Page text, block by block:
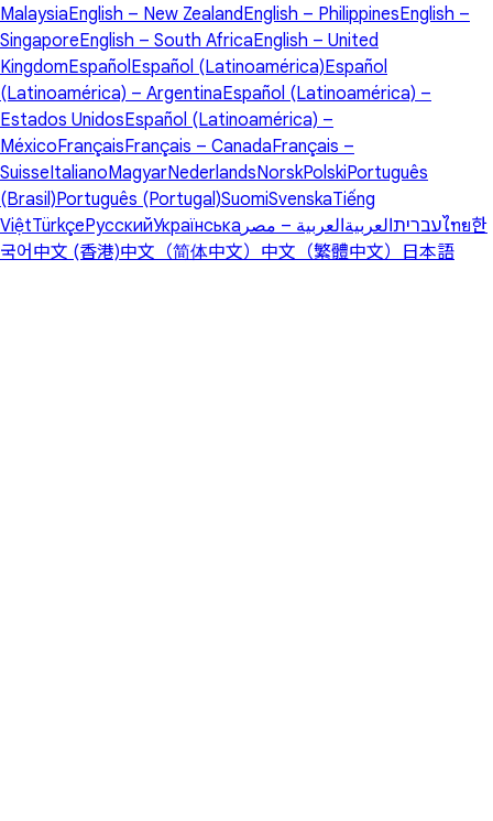
MalaysiaEnglish – New ZealandEnglish – PhilippinesEnglish –
SingaporeEnglish – South AfricaEnglish – United
KingdomEspañol Español (Latinoamérica)Español
(Latinoamérica) – ArgentinaEspañol (Latinoamérica) –
Estados UnidosEspañol (Latinoamérica) –
MéxicoFrançaisFrançais – CanadaFrançais –
SuisseItalianoMagyarNederlandsNorskPolskiPortuguês
(Brasil)Português (Portugal)SuomiSvenskaTiếng
ViệtTürkçeРусскийУкраїнська עבריתالعربيةالعربية – مصر ไทย한
국어 中文 (香港)中文（简体中文） 中文（繁體中文） 日本語